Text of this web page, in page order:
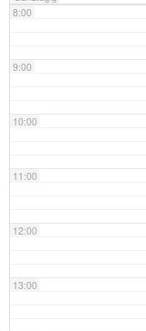
8:00
9:00
10:00
11:00
12:00
13:00